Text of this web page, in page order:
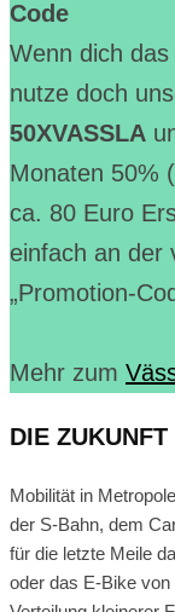
Code
Wenn dich
nutze doch
50XVASSLA
Monaten 50%
ca. 80 Euro
einfach an der
„Promotion-
Mehr zum
DIE
Mobilität in
der S-Bahn, dem
für die letzte Meile
oder das E-Bike von